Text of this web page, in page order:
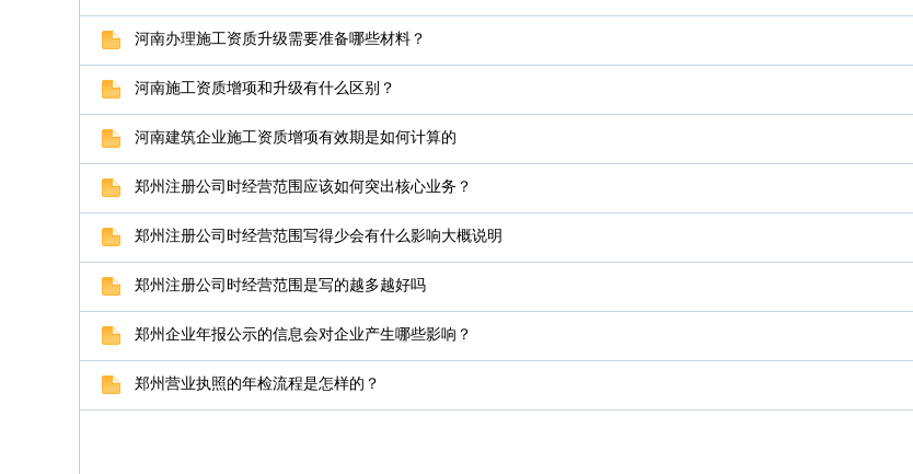
河南办理施工资质升级需要准备哪些材料？
河南施工资质增项和升级有什么区别？
河南建筑企业施工资质增项有效期是如何计算的
郑州注册公司时经营范围应该如何突出核心业务？
郑州注册公司时经营范围写得少会有什么影响大概说明
郑州注册公司时经营范围是写的越多越好吗
郑州企业年报公示的信息会对企业产生哪些影响？
郑州营业执照的年检流程是怎样的？